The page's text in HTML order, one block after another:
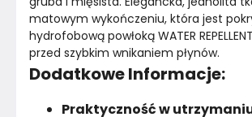
matowym wykończeniu, która jest
hydrofobową powłoką WATER
przed szybkim wnikaniem płynów.
Dodatkowe Informacje:
Praktyczność w